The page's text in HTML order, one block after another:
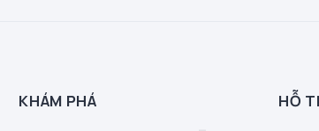
KHÁM PHÁ HỖ